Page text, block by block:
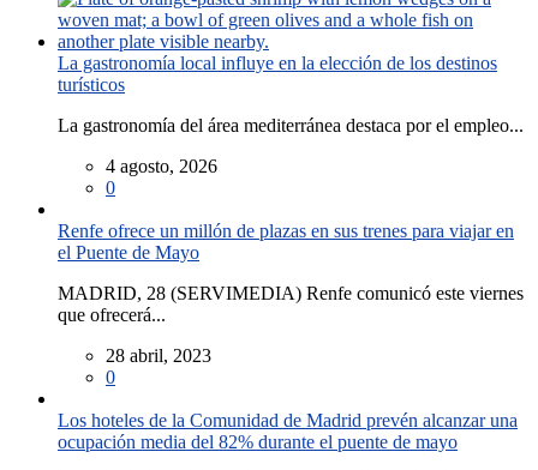
La gastronomía local influye en la elección de los destinos
turísticos
La gastronomía del área mediterránea destaca por el empleo...
4 agosto, 2026
0
Renfe ofrece un millón de plazas en sus trenes para viajar en
el Puente de Mayo
MADRID, 28 (SERVIMEDIA) Renfe comunicó este viernes
que ofrecerá...
28 abril, 2023
0
Los hoteles de la Comunidad de Madrid prevén alcanzar una
ocupación media del 82% durante el puente de mayo